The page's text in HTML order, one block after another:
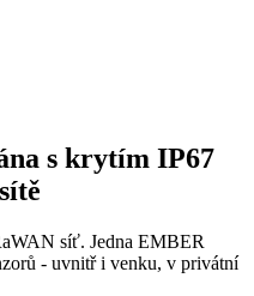
s krytím IP67
síť. Jedna EMBER
- uvnitř i venku, v privátní